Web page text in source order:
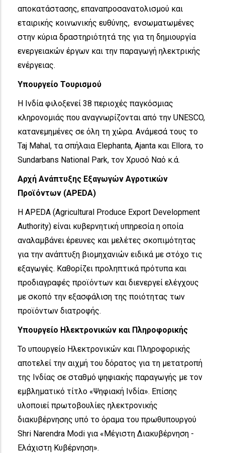
αποκατάστασης, επαναπροσανατολισμού και
εταιρικής κοινωνικής ευθύνης, ενσωματωμένες
στην κύρια δραστηριότητά της για τη δημιουργία
ενεργειακών έργων και την παραγωγή ηλεκτρικής
ενέργειας.
Υπουργείο Τουρισμού
Η Ινδία φιλοξενεί 38 περιοχές παγκόσμιας
κληρονομιάς που αναγνωρίζονται από την UNESCO,
κατανεμημένες σε όλη τη χώρα. Ανάμεσά τους το
Taj Mahal, τα σπήλαια Elephanta, Ajanta και Ellora, το
Sundarbans National Park, τον Χρυσό Ναό κ.ά.
Αρχή Ανάπτυξης Εξαγωγών Αγροτικών
Προϊόντων (APEDA)
Η APEDA (Agricultural Produce Export Development
Authority) είναι κυβερνητική υπηρεσία η οποία
αναλαμβάνει έρευνες και μελέτες σκοπιμότητας
για την ανάπτυξη βιομηχανιών ειδικά με στόχο τις
εξαγωγές. Καθορίζει προληπτικά πρότυπα και
προδιαγραφές προϊόντων και διενεργεί ελέγχους
με σκοπό την εξασφάλιση της ποιότητας των
προϊόντων διατροφής.
Υπουργείο Ηλεκτρονικών και Πληροφορικής
Το υπουργείο Ηλεκτρονικών και Πληροφορικής
αποτελεί την αιχμή του δόρατος για τη μετατροπή
της Ινδίας σε σταθμό ψηφιακής παραγωγής με τον
εμβληματικό τίτλο «Ψηφιακή Ινδία». Επίσης
υλοποιεί πρωτοβουλίες ηλεκτρονικής
διακυβέρνησης υπό το όραμα του πρωθυπουργού
Shri Narendra Modi για «Μέγιστη Διακυβέρνηση -
Ελάχιστη Κυβέρνηση».